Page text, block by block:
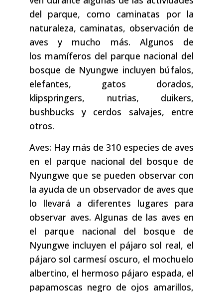
del parque, como caminatas por la
naturaleza, caminatas, observación de
aves y mucho más. Algunos de
los mamíferos del parque nacional del
bosque de Nyungwe incluyen búfalos,
elefantes, gatos dorados,
klipspringers, nutrias, duikers,
bushbucks y cerdos salvajes, entre
otros.
Aves: Hay más de 310 especies de aves
en el parque nacional del bosque de
Nyungwe que se pueden observar con
la ayuda de un observador de aves que
lo llevará a diferentes lugares para
observar aves. Algunas de las aves en
el parque nacional del bosque de
Nyungwe incluyen el pájaro sol real, el
pájaro sol carmesí oscuro, el mochuelo
albertino, el hermoso pájaro espada, el
papamoscas negro de ojos amarillos,